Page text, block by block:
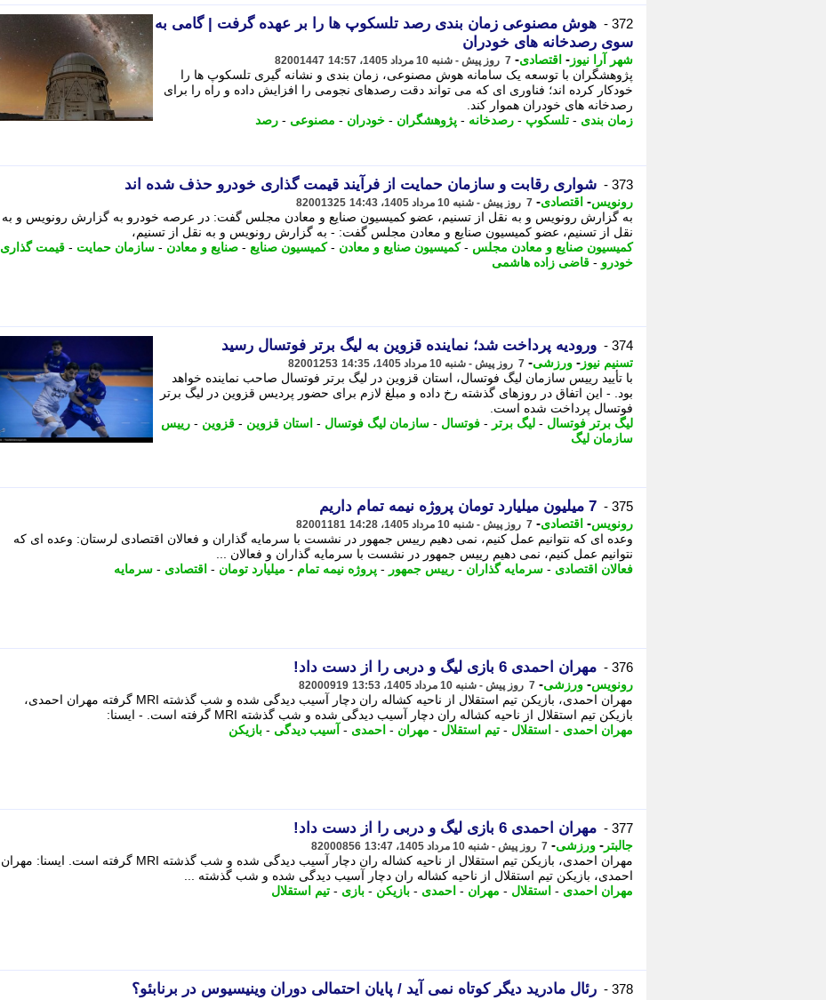
372 -
هوش مصنوعی زمان بندی رصد تلسکوپ ها را بر عهده گرفت | گامی به
سوی رصدخانه های خودران
شهر آرا نیوز - اقتصادی- 7 روز پیش - شنبه 10 مرداد 1405، 14:57 82001447
پژوهشگران با توسعه یک سامانه هوش مصنوعی، زمان بندی و نشانه گیری تلسکوپ ها را
خودکار کرده اند؛ فناوری ای که می تواند دقت رصدهای نجومی را افزایش داده و راه را برای
رصدخانه های خودران هموار کند.
زمان بندی - تلسکوپ - رصدخانه - پژوهشگران - خودران - مصنوعی - رصد
373 - شواری رقابت و سازمان حمایت از فرآیند قیمت گذاری خودرو حذف شده اند
رونویس- اقتصادی- 7 روز پیش - شنبه 10 مرداد 1405، 14:43 82001325
به گزارش رونویس و به نقل از تسنیم، عضو کمیسیون صنایع و معادن مجلس گفت: در عرصه خودرو به گزارش رونویس و به
نقل از تسنیم، عضو کمیسیون صنایع و معادن مجلس گفت: - به گزارش رونویس و به نقل از تسنیم،
کمیسیون صنایع و معادن مجلس -کمیسیون صنایع و معادن -کمیسیون صنایع - صنایع و معادن - سازمان حمایت - قیمت گذاری
خودرو - قاضی زاده هاشمی
374 - ورودیه پرداخت شد؛ نماینده قزوین به لیگ برتر فوتسال رسید
تسنیم نیوز - ورزشی- 7 روز پیش - شنبه 10 مرداد 1405، 14:35 82001253
با تأیید رییس سازمان لیگ فوتسال، استان قزوین در لیگ برتر فوتسال صاحب نماینده خواهد
بود. - این اتفاق در روزهای گذشته رخ داده و مبلغ لازم برای حضور پردیس قزوین در لیگ برتر
فوتسال پرداخت شده است.
لیگ برتر فوتسال - لیگ برتر - فوتسال - سازمان لیگ فوتسال - استان قزوین - قزوین - رییس
سازمان لیگ
375 - 7 میلیون میلیارد تومان پروژه نیمه تمام داریم
رونویس- اقتصادی- 7 روز پیش - شنبه 10 مرداد 1405، 14:28 82001181
وعده ای که نتوانیم عمل کنیم، نمی دهیم رییس جمهور در نشست با سرمایه گذاران و فعالان اقتصادی لرستان: وعده ای که
نتوانیم عمل کنیم، نمی دهیم رییس جمهور در نشست با سرمایه گذاران و فعالان ...
فعالان اقتصادی - سرمایه گذاران - رییس جمهور - پروژه نیمه تمام - میلیارد تومان - اقتصادی - سرمایه
376 - مهران احمدی 6 بازی لیگ و دربی را از دست داد!
رونویس- ورزشی- 7 روز پیش - شنبه 10 مرداد 1405، 13:53 82000919
مهران احمدی، بازیکن تیم استقلال از ناحیه کشاله ران دچار آسیب دیدگی شده و شب گذشته MRI گرفته مهران احمدی،
بازیکن تیم استقلال از ناحیه کشاله ران دچار آسیب دیدگی شده و شب گذشته MRI گرفته است. - ایسنا:
مهران احمدی - استقلال - تیم استقلال - مهران - احمدی - آسیب دیدگی - بازیکن
377 - مهران احمدی 6 بازی لیگ و دربی را از دست داد!
جالبتر - ورزشی- 7 روز پیش - شنبه 10 مرداد 1405، 13:47 82000856
مهران احمدی، بازیکن تیم استقلال از ناحیه کشاله ران دچار آسیب دیدگی شده و شب گذشته MRI گرفته است. ایسنا: مهران
احمدی، بازیکن تیم استقلال از ناحیه کشاله ران دچار آسیب دیدگی شده و شب گذشته ...
مهران احمدی - استقلال - مهران - احمدی - بازیکن - بازی - تیم استقلال
378 - رئال مادرید دیگر کوتاه نمی آید / پایان احتمالی دوران وینیسیوس در برنابئو؟